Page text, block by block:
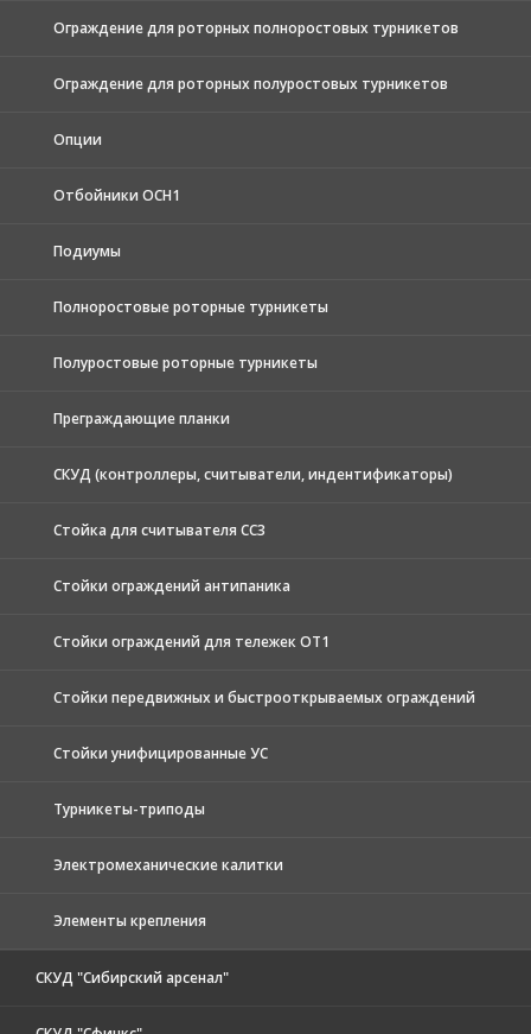
Ограждение для роторных полноростовых турникетов
Ограждение для роторных полуростовых турникетов
Опции
Отбойники ОСН1
Подиумы
Полноростовые роторные турникеты
Полуростовые роторные турникеты
Преграждающие планки
СКУД (контроллеры, считыватели, индентификаторы)
Стойка для считывателя СС3
Стойки ограждений антипаника
Стойки ограждений для тележек ОТ1
Стойки передвижных и быстрооткрываемых ограждений
Стойки унифицированные УС
Турникеты-триподы
Электромеханические калитки
Элементы крепления
СКУД "Сибирский арсенал"